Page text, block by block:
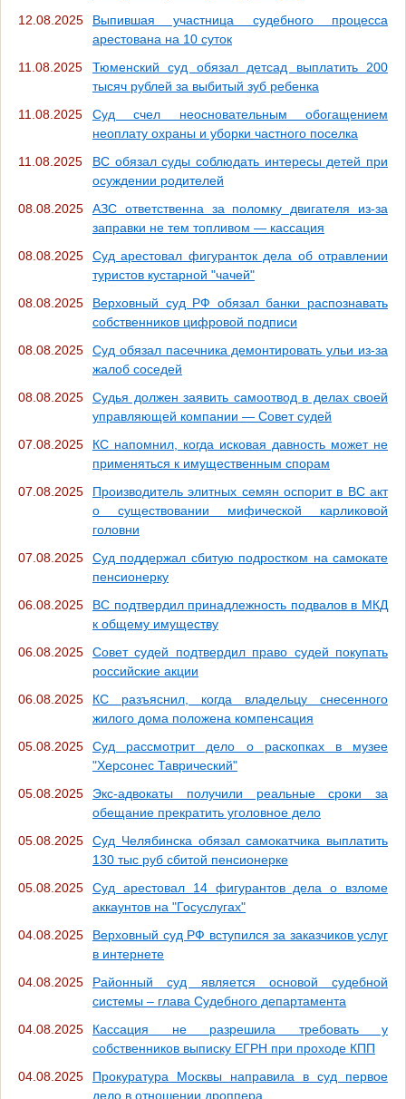
12.08.2025
Выпившая участница судебного процесса
арестована на 10 суток
11.08.2025
Тюменский суд обязал детсад выплатить 200
тысяч рублей за выбитый зуб ребенка
11.08.2025
Суд счел неосновательным обогащением
неоплату охраны и уборки частного поселка
11.08.2025
ВС обязал суды соблюдать интересы детей при
осуждении родителей
08.08.2025
АЗС ответственна за поломку двигателя из-за
заправки не тем топливом — кассация
08.08.2025
Суд арестовал фигуранток дела об отравлении
туристов кустарной "чачей"
08.08.2025
Верховный суд РФ обязал банки распознавать
собственников цифровой подписи
08.08.2025
Суд обязал пасечника демонтировать ульи из-за
жалоб соседей
08.08.2025
Судья должен заявить самоотвод в делах своей
управляющей компании — Совет судей
07.08.2025
КС напомнил, когда исковая давность может не
применяться к имущественным спорам
07.08.2025
Производитель элитных семян оспорит в ВС акт
о существовании мифической карликовой
головни
07.08.2025
Суд поддержал сбитую подростком на самокате
пенсионерку
06.08.2025
ВС подтвердил принадлежность подвалов в МКД
к общему имуществу
06.08.2025
Совет судей подтвердил право судей покупать
российские акции
06.08.2025
КС разъяснил, когда владельцу снесенного
жилого дома положена компенсация
05.08.2025
Суд рассмотрит дело о раскопках в музее
"Херсонес Таврический"
05.08.2025
Экс-адвокаты получили реальные сроки за
обещание прекратить уголовное дело
05.08.2025
Суд Челябинска обязал самокатчика выплатить
130 тыс руб сбитой пенсионерке
05.08.2025
Суд арестовал 14 фигурантов дела о взломе
аккаунтов на "Госуслугах"
04.08.2025
Верховный суд РФ вступился за заказчиков услуг
в интернете
04.08.2025
Районный суд является основой судебной
системы – глава Судебного департамента
04.08.2025
Кассация не разрешила требовать у
собственников выписку ЕГРН при проходе КПП
04.08.2025
Прокуратура Москвы направила в суд первое
дело в отношении дроппера